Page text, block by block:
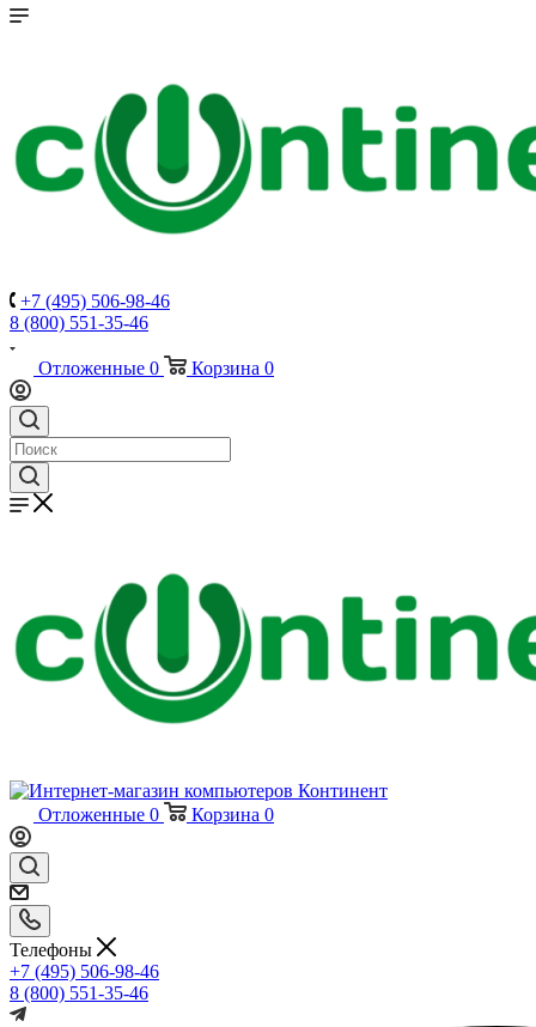
+7 (495) 506-98-46
8 (800) 551-35-46
Отложенные 0 Корзина 0
Отложенные 0 Корзина 0
Телефоны
+7 (495) 506-98-46
8 (800) 551-35-46